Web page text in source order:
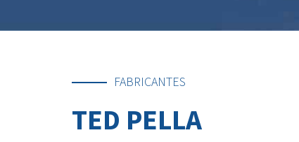
FABRICANTES
TED PELLA